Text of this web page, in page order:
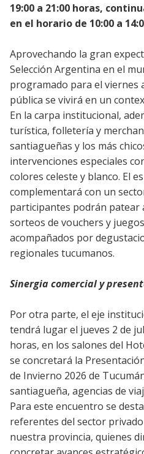
19:00 a 21:00 horas,
en el horario de 10:00 a
Aprovechando la gran
Selección Argentina en el
programado para el viernes
pública se vivirá en un
En la carpa institucional,
turística, folletería y
santiagueñas y los más
intervenciones especiales
colores celeste y blanco. El
complementará con un
participantes podrán patear
sorteos de vouchers y
acompañados por
regionales tucumanos.
Sinergia comercial y
Por otra parte, el eje
tendrá lugar el jueves 2 de
horas, en los salones del
se concretará la
de Invierno 2026 de
santiagueña, agencias de
Para este encuentro se
referentes del sector
nuestra provincia, quienes